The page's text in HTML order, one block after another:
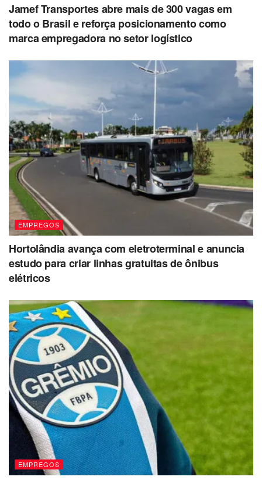
Jamef Transportes abre mais de 300 vagas em
todo o Brasil e reforça posicionamento como
marca empregadora no setor logístico
EMPREGOS
Hortolândia avança com eletroterminal e anuncia
estudo para criar linhas gratuitas de ônibus
elétricos
EMPREGOS